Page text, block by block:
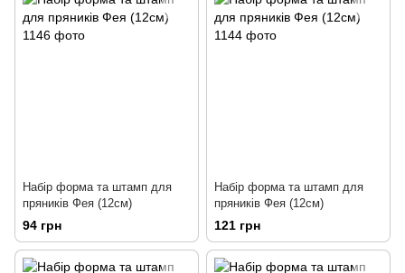
Набір форма та штамп для
пряників Фея (12см)
94 грн
Набір форма та штамп для
пряників Фея (12см)
121 грн